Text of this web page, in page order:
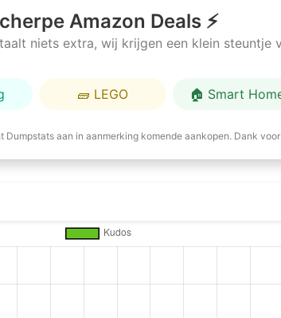
Amazon Deals ⚡
niets extra, wij krijgen een klein steuntje
🧱 LEGO 🏠 Smart
Dumpstats aan in aanmerking komende aankopen. Dank